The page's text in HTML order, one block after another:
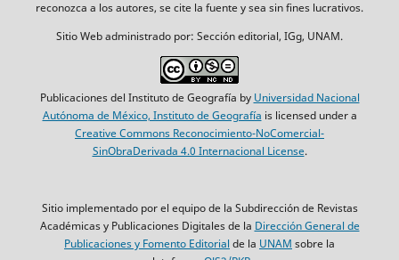
reconozca a los autores, se cite la fuente y sea sin fines lucrativos.
Sitio Web administrado por: Sección editorial, IGg, UNAM.
Publicaciones del Instituto de Geografía by Universidad Nacional
Autónoma de México, Instituto de Geografía is licensed under a
Creative Commons Reconocimiento-NoComercial-
SinObraDerivada 4.0 Internacional License.
Sitio implementado por el equipo de la Subdirección de Revistas
Académicas y Publicaciones Digitales de la Dirección General de
Publicaciones y Fomento Editorial de la UNAM sobre la